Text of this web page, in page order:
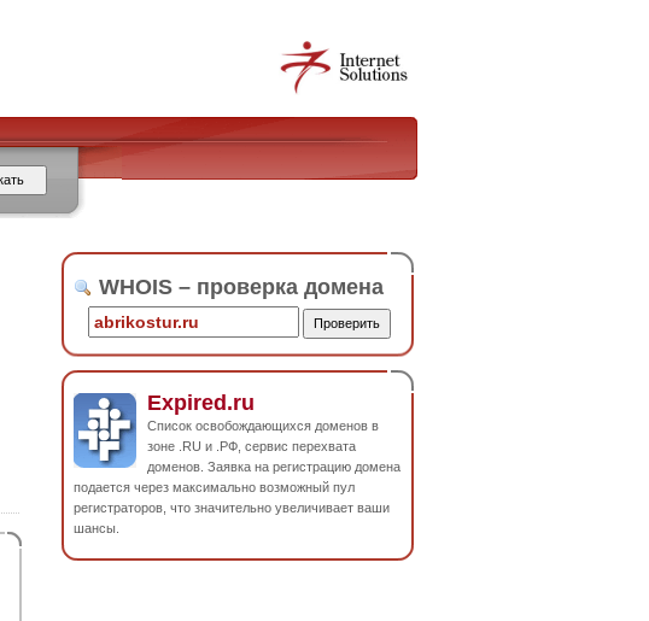
WHOIS – проверка домена
Expired.ru
Список освобождающихся доменов в
зоне .RU и .РФ, сервис перехвата
доменов. Заявка на регистрацию домена
подается через максимально возможный пул
регистраторов, что значительно увеличивает ваши
шансы.